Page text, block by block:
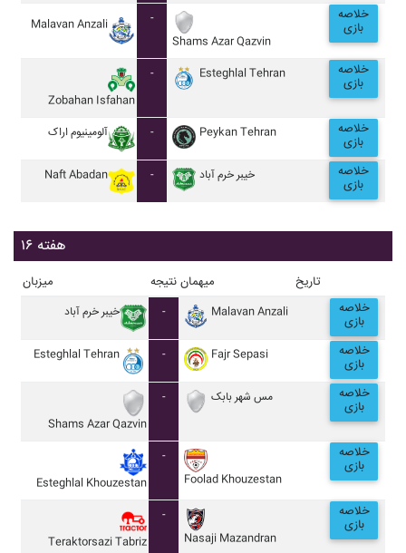
Malavan Anzali
-
Shams Azar Qazvin
خلاصه
بازی
Zobahan Isfahan
- Esteghlal Tehran خلاصه
بازی
آلومينيوم اراک - Peykan Tehran خلاصه
بازی
Naft Abadan - خيبر خرم آباد خلاصه
بازی
هفته ۱۶
میزبان نتیجه میهمان تاریخ
خيبر خرم آباد - Malavan Anzali خلاصه
بازی
Esteghlal Tehran - Fajr Sepasi خلاصه
بازی
Shams Azar Qazvin
- مس شهر بابک خلاصه
بازی
Esteghlal Khouzestan
-
Foolad Khouzestan
خلاصه
بازی
Teraktorsazi Tabriz
-
Nasaji Mazandran
خلاصه
بازی